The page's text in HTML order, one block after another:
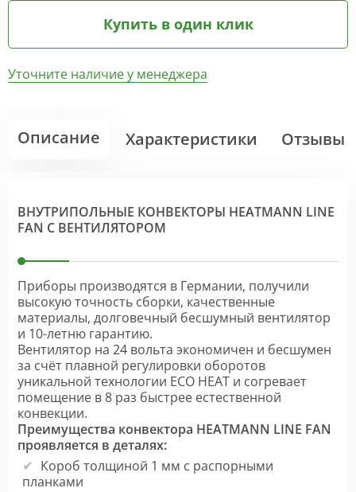
Купить в один клик
Уточните наличие у менеджера
Описание Характеристики Отзывы
ВНУТРИПОЛЬНЫЕ КОНВЕКТОРЫ HEATMANN LINE
FAN С ВЕНТИЛЯТОРОМ
Приборы производятся в Германии, получили
высокую точность сборки, качественные
материалы, долговечный бесшумный вентилятор
и 10-летню гарантию.
Вентилятор на 24 вольта экономичен и бесшумен
за счёт плавной регулировки оборотов
уникальной технологии ECO HEAT и согревает
помещение в 8 раз быстрее естественной
конвекции.
Преимущества конвектора HEATMANN LINE FAN
проявляется в деталях:
Короб толщиной 1 мм с распорными
планками